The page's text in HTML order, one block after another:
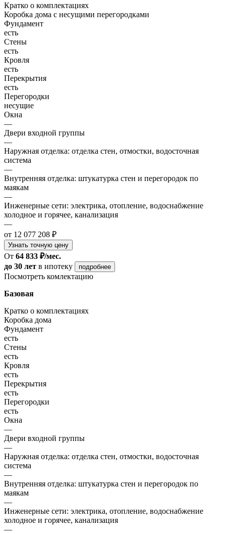
Кратко о комплектациях
Коробка дома с несущими перегородками
Фундамент
есть
Стены
есть
Кровля
есть
Перекрытия
есть
Перегородки
несущие
Окна
—
Двери входной группы
—
Наружная отделка: отделка стен, отмостки, водосточная
система
—
Внутренняя отделка: штукатурка стен и перегородок по
маякам
—
Инженерные сети: электрика, отопление, водоснабжение
холодное и горячее, канализация
—
от 12 077 208 ₽
Узнать точную цену
От 64 833 ₽/мес.
до 30 лет в ипотеку подробнее
Посмотреть комлектацию
Базовая
Кратко о комплектациях
Коробка дома
Фундамент
есть
Стены
есть
Кровля
есть
Перекрытия
есть
Перегородки
есть
Окна
—
Двери входной группы
—
Наружная отделка: отделка стен, отмостки, водосточная
система
—
Внутренняя отделка: штукатурка стен и перегородок по
маякам
—
Инженерные сети: электрика, отопление, водоснабжение
холодное и горячее, канализация
—